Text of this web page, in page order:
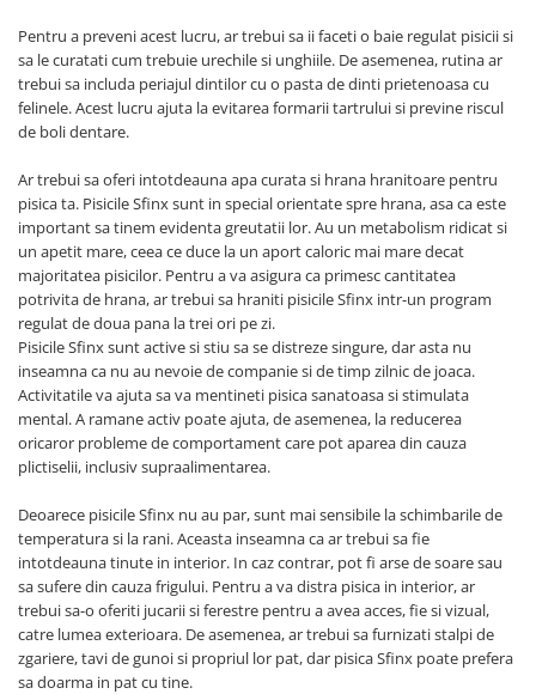
Pentru a preveni acest lucru, ar trebui sa ii faceti o baie regulat pisicii si
sa le curatati cum trebuie urechile si unghiile. De asemenea, rutina ar
trebui sa includa periajul dintilor cu o pasta de dinti prietenoasa cu
felinele. Acest lucru ajuta la evitarea formarii tartrului si previne riscul
de boli dentare.
Ar trebui sa oferi intotdeauna apa curata si hrana hranitoare pentru
pisica ta. Pisicile Sfinx sunt in special orientate spre hrana, asa ca este
important sa tinem evidenta greutatii lor. Au un metabolism ridicat si
un apetit mare, ceea ce duce la un aport caloric mai mare decat
majoritatea pisicilor. Pentru a va asigura ca primesc cantitatea
potrivita de hrana, ar trebui sa hraniti pisicile Sfinx intr-un program
regulat de doua pana la trei ori pe zi.
Pisicile Sfinx sunt active si stiu sa se distreze singure, dar asta nu
inseamna ca nu au nevoie de companie si de timp zilnic de joaca.
Activitatile va ajuta sa va mentineti pisica sanatoasa si stimulata
mental. A ramane activ poate ajuta, de asemenea, la reducerea
oricaror probleme de comportament care pot aparea din cauza
plictiselii, inclusiv supraalimentarea.
Deoarece pisicile Sfinx nu au par, sunt mai sensibile la schimbarile de
temperatura si la rani. Aceasta inseamna ca ar trebui sa fie
intotdeauna tinute in interior. In caz contrar, pot fi arse de soare sau
sa sufere din cauza frigului. Pentru a va distra pisica in interior, ar
trebui sa-o oferiti jucarii si ferestre pentru a avea acces, fie si vizual,
catre lumea exterioara. De asemenea, ar trebui sa furnizati stalpi de
zgariere, tavi de gunoi si propriul lor pat, dar pisica Sfinx poate prefera
sa doarma in pat cu tine.